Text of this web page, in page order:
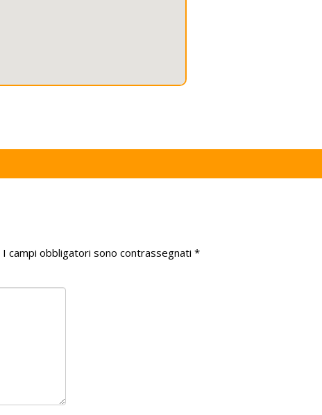
I campi obbligatori sono contrassegnati *